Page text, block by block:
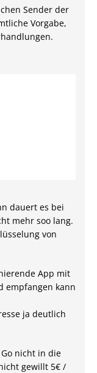
Sender der
Vorgabe,
dauert es bei
mehr soo lang.
von
App mit
empfangen kann
ja deutlich
nicht in die
gewillt 5€ /